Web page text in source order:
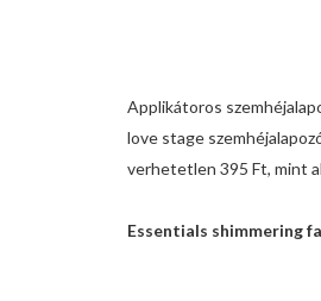
Applikátoros
love stage
verhetetlen 395 Ft, mint
Essentials shimmering